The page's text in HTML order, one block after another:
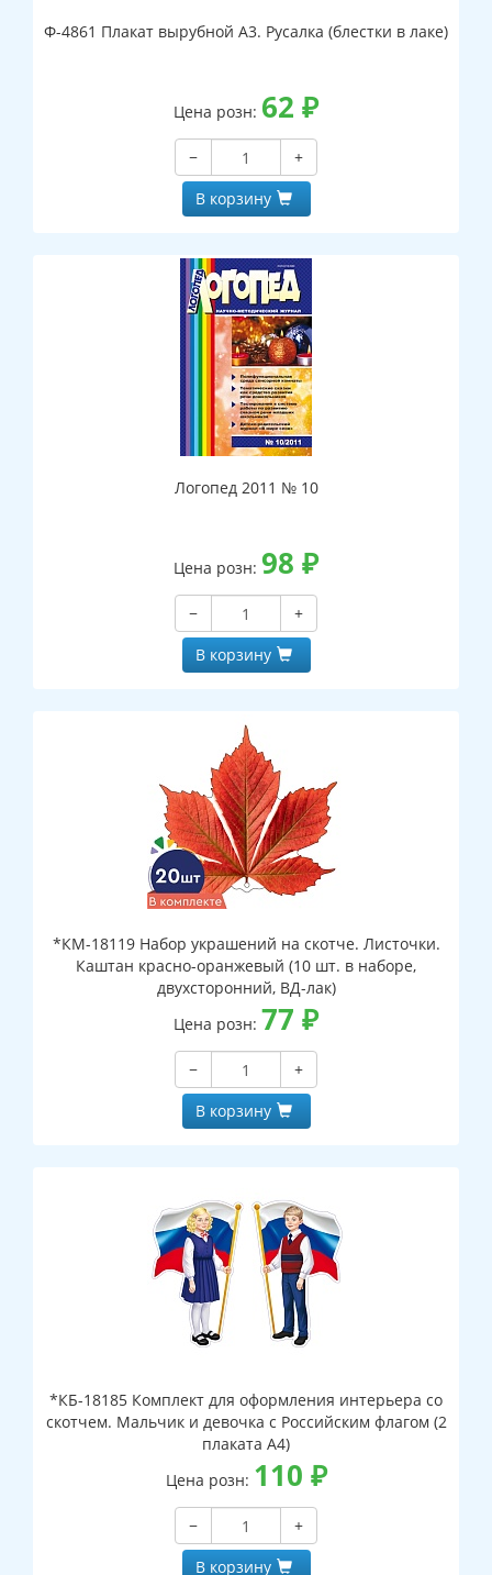
Ф-4861 Плакат вырубной А3. Русалка (блестки в лаке)
Цена розн: 62 ₽
−
+
В корзину
Логопед 2011 № 10
Цена розн: 98 ₽
−
+
В корзину
*КМ-18119 Набор украшений на скотче. Листочки.
Каштан красно-оранжевый (10 шт. в наборе,
двухсторонний, ВД-лак)
Цена розн: 77 ₽
−
+
В корзину
*КБ-18185 Комплект для оформления интерьера со
скотчем. Мальчик и девочка с Российским флагом (2
плаката А4)
Цена розн: 110 ₽
−
+
В корзину